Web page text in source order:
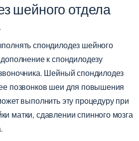
шейного отдела
спондилодез шейного
к спондилодезу
Шейный спондилодез
позвонков шеи для повышения
выполнить эту процедуру при
матки, сдавлении спинного мозга